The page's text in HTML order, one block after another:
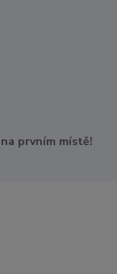
prvním místě!